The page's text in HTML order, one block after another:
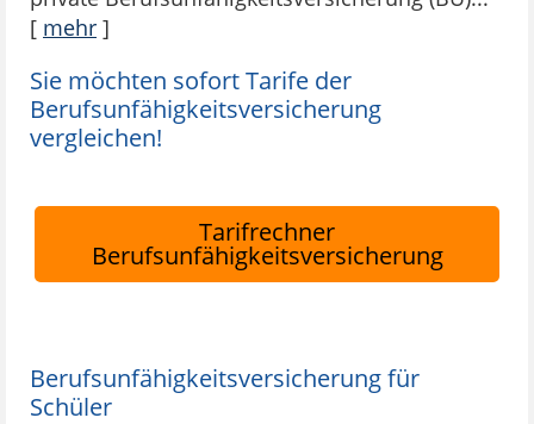
[ mehr ]
Sie möchten sofort Tarife der
Berufsunfähigkeitsversicherung
vergleichen!
Tarifrechner
Berufsunfähigkeitsversicherung
Berufsunfähigkeitsversicherung für
Schüler